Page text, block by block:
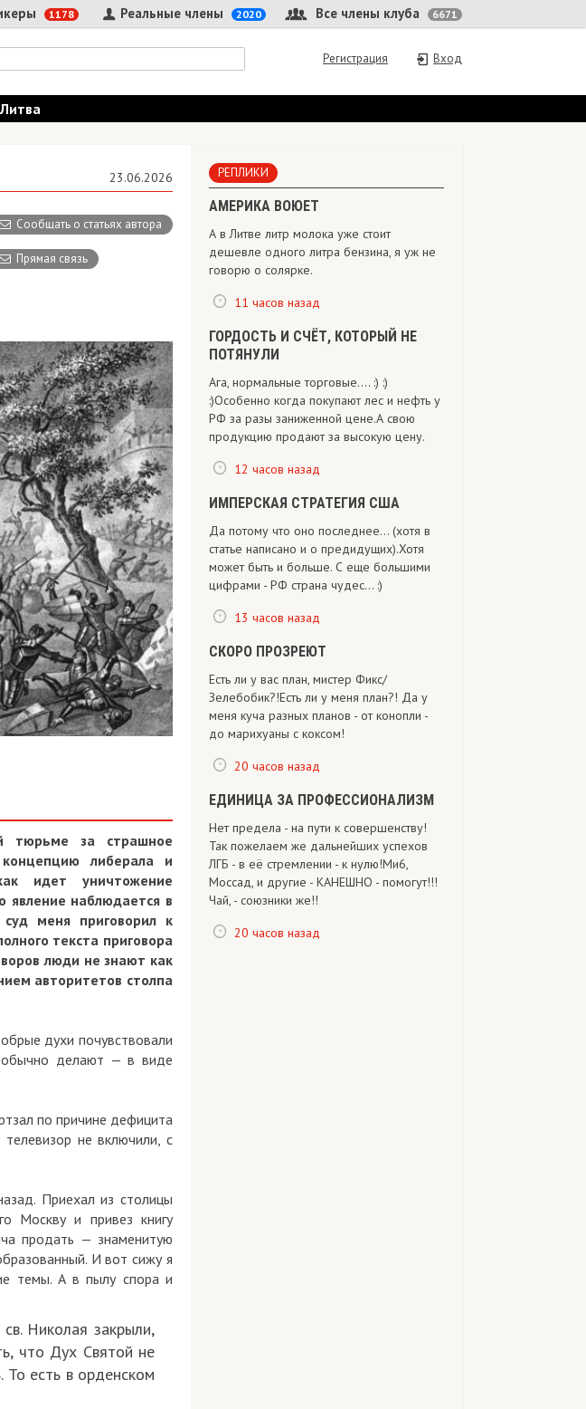
1178 Все члены клуба 6671
Реальные члены 2020
Вход
Регистрация
Литва
23.06.2026
Сообщать о статьях автора
Прямая связь
тюрьме за страшное
концепцию либерала и
идет уничтожение
явление наблюдается в
меня приговорил к
текста приговора
люди не знают как
авторитетов столпа
духи почувствовали
обычно делают — в виде
по причине дефицита
не включили, с
Приехал из столицы
Москву и привез книгу
продать — знаменитую
И вот сижу я
темы. А в пылу спора и
Николая закрыли,
что Дух Святой не
есть в орденском
РЕПЛИКИ
АМЕРИКА ВОЮЕТ
А в Литве литр молока уже стоит
дешевле одного литра бензина, я уж не
говорю о солярке.
11 часов назад
ГОРДОСТЬ И СЧЁТ, КОТОРЫЙ НЕ
ПОТЯНУЛИ
Ага, нормальные торговые.... :) :)
:)Особенно когда покупают лес и нефть у
РФ за разы заниженной цене.А свою
продукцию продают за высокую цену.
12 часов назад
ИМПЕРСКАЯ СТРАТЕГИЯ США
Да потому что оно последнее... (хотя в
статье написано и о предидущих).Хотя
может быть и больше. С еще большими
цифрами - РФ страна чудес... :)
13 часов назад
СКОРО ПРОЗРЕЮТ
Есть ли у вас план, мистер Фикс/
Зелебобик?!Есть ли у меня план?! Да у
меня куча разных планов - от конопли -
до марихуаны с коксом!
20 часов назад
ЕДИНИЦА ЗА ПРОФЕССИОНАЛИЗМ
Нет предела - на пути к совершенству!
Так пожелаем же дальнейших успехов
ЛГБ - в её стремлении - к нулю!Ми6,
Моссад, и другие - КАНЕШНО - помогут!!!
Чай, - союзники же!!
20 часов назад